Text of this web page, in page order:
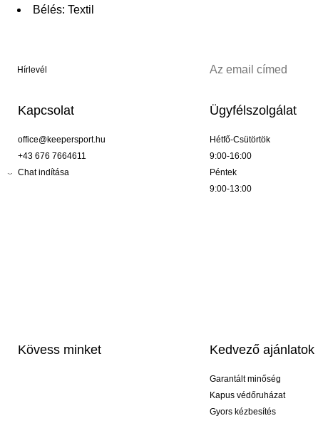
Bélés: Textil
Hírlevél
Kapcsolat
office@keepersport.hu
+43 676 7664611
Chat indítása
Ügyfélszolgálat
Hétfő-Csütörtök
9:00-16:00
Péntek
9:00-13:00
Kövess minket Kedvező ajánlatok
Garantált minőség
Kapus védőruházat
Gyors kézbesítés